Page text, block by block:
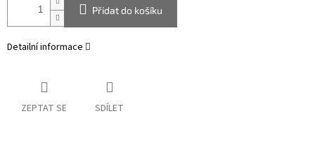
Přidat do košíku
Detailní informace
ZEPTAT SE SDÍLET